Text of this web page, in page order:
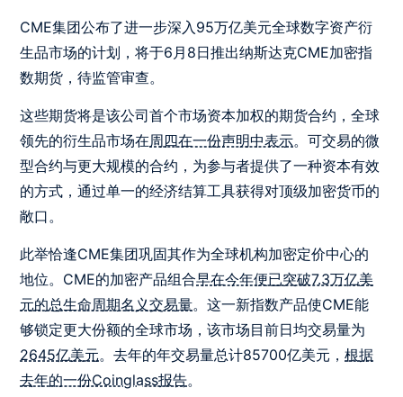
CME集团公布了进一步深入95万亿美元全球数字资产衍
生品市场的计划，将于6月8日推出纳斯达克CME加密指
数期货，待监管审查。
这些期货将是该公司首个市场资本加权的期货合约，全球
领先的衍生品市场在周四在一份声明中表示。可交易的微
型合约与更大规模的合约，为参与者提供了一种资本有效
的方式，通过单一的经济结算工具获得对顶级加密货币的
敞口。
此举恰逢CME集团巩固其作为全球机构加密定价中心的
地位。CME的加密产品组合早在今年便已突破7.3万亿美
元的总生命周期名义交易量。这一新指数产品使CME能
够锁定更大份额的全球市场，该市场目前日均交易量为
2645亿美元。去年的年交易量总计85700亿美元，根据
去年的一份Coinglass报告。